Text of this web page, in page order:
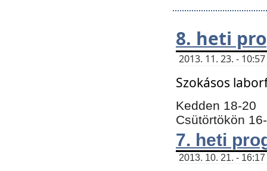
8. heti
2013. 11. 23. -
Szokásos
Kedden 18-20
Csütörtökön
7. heti
2013. 10. 21. -